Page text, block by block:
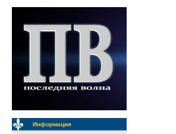
Информация